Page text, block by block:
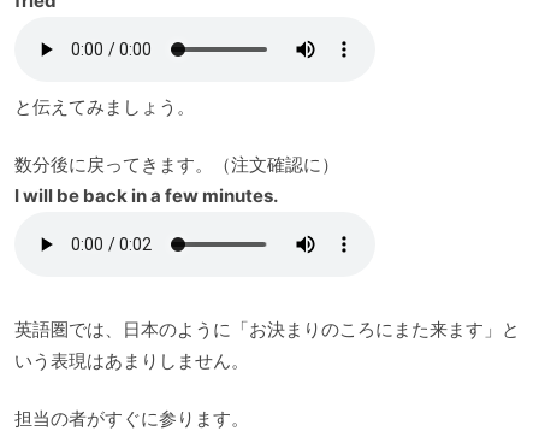
と伝えてみましょう。
数分後に戻ってきます。（注文確認に）
I will be back in a few minutes.
英語圏では、日本のように「お決まりのころにまた来ます」と
いう表現はあまりしません。
担当の者がすぐに参ります。